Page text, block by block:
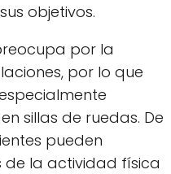
objetivos.
por la
por lo que
sillas de ruedas. De
pueden
de la actividad física